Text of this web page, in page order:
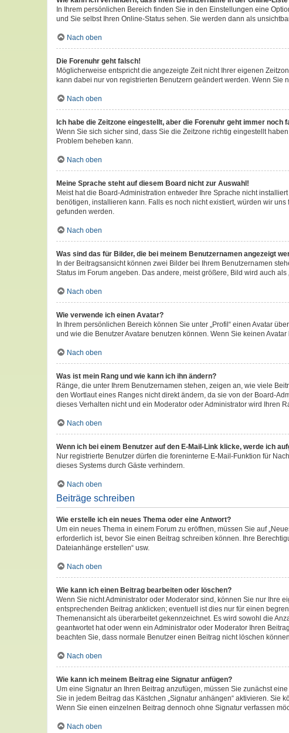
In Ihrem persönlichen Bereich finden Sie in den Einstellungen eine
und Sie selbst Ihren Online-Status sehen. Sie werden dann als
Nach oben
Die Forenuhr geht falsch!
Möglicherweise entspricht die angezeigte Zeit nicht Ihrer eigenen
kann dabei nur von registrierten Benutzern geändert werden. Wenn Sie
Nach oben
Ich habe die Zeitzone eingestellt, aber die Forenuhr geht immer noch
Wenn Sie sich sicher sind, dass Sie die Zeitzone richtig eingestellt
Problem beheben kann.
Nach oben
Meine Sprache steht auf diesem Board nicht zur Auswahl!
Meist hat die Board-Administration entweder Ihre Sprache nicht
benötigen, installieren kann. Falls es noch nicht existiert, würden wir
gefunden werden.
Nach oben
Was sind das für Bilder, die bei meinem Benutzernamen angezeigt
In der Beitragsansicht können zwei Bilder bei Ihrem Benutzernamen
Status im Forum angeben. Das andere, meist größere, Bild wird auch
Nach oben
Wie verwende ich einen Avatar?
In Ihrem persönlichen Bereich können Sie unter „Profil“ einen Avatar
und wie die Benutzer Avatare benutzen können. Wenn Sie keinen
Nach oben
Was ist mein Rang und wie kann ich ihn ändern?
Ränge, die unter Ihrem Benutzernamen stehen, zeigen an, wie viele
den Wortlaut eines Ranges nicht direkt ändern, da sie von der Board-
dieses Verhalten nicht und ein Moderator oder Administrator wird Ihren
Nach oben
Wenn ich bei einem Benutzer auf den E-Mail-Link klicke, werde ich
Nur registrierte Benutzer dürfen die foreninterne E-Mail-Funktion für
dieses Systems durch Gäste verhindern.
Nach oben
Beiträge schreiben
Wie erstelle ich ein neues Thema oder eine Antwort?
Um ein neues Thema in einem Forum zu eröffnen, müssen Sie auf
erforderlich ist, bevor Sie einen Beitrag schreiben können. Ihre
Dateianhänge erstellen“ usw.
Nach oben
Wie kann ich einen Beitrag bearbeiten oder löschen?
Wenn Sie nicht Administrator oder Moderator sind, können Sie nur Ihre
entsprechenden Beitrag anklicken; eventuell ist dies nur für einen
Themenansicht als überarbeitet gekennzeichnet. Es wird sowohl die
geantwortet hat oder wenn ein Administrator oder Moderator Ihren
beachten Sie, dass normale Benutzer einen Beitrag nicht löschen
Nach oben
Wie kann ich meinem Beitrag eine Signatur anfügen?
Um eine Signatur an Ihren Beitrag anzufügen, müssen Sie zunächst
Sie in jedem Beitrag das Kästchen „Signatur anhängen“ aktivieren.
Wenn Sie einen einzelnen Beitrag dennoch ohne Signatur verfassen
Nach oben